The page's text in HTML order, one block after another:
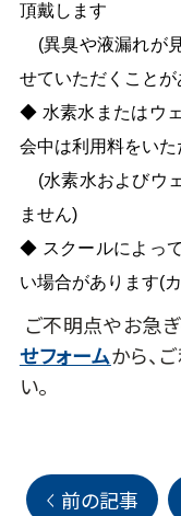
頂戴します
(異臭や液漏れが
せていただくことが
◆ 水素水またはウ
会中は利用料をいた
(水素水およびウ
ません)
◆ スクールによっ
い場合があります(
ご不明点やお急
せフォームから、
い。
前の記事